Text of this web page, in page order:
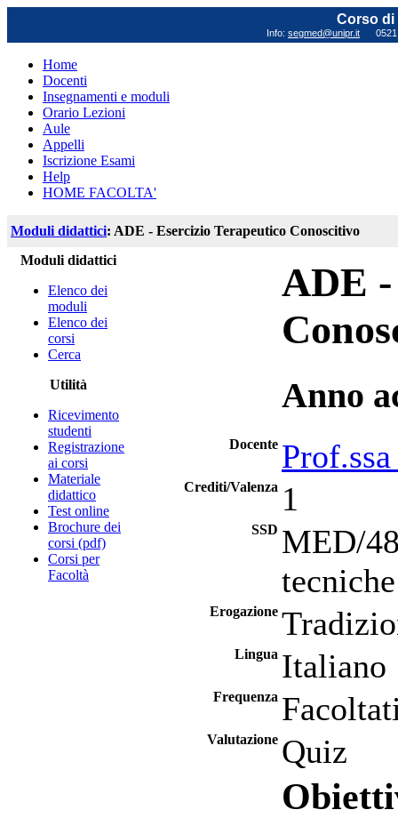
Corso di
Info: segmed@unipr.it
Home
Docenti
Insegnamenti e moduli
Orario Lezioni
Aule
Appelli
Iscrizione Esami
Help
HOME FACOLTA'
Moduli didattici: ADE - Esercizio Terapeutico Conoscitivo
Moduli didattici
Elenco dei
moduli
Elenco dei
corsi
Cerca
Utilità
Ricevimento
studenti
Registrazione
ai corsi
Materiale
didattico
Test online
Brochure dei
corsi (pdf)
Corsi per
Facoltà
ADE -
Anno
Docente
Crediti/Valenza 1
SSD MED/
Erogazione
Lingua Italiano
Frequenza
Valutazione Quiz